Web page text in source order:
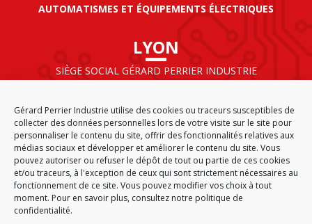
Gérard Perrier Industrie utilise des cookies ou traceurs susceptibles de
collecter des données personnelles lors de votre visite sur le site pour
personnaliser le contenu du site, offrir des fonctionnalités relatives aux
médias sociaux et développer et améliorer le contenu du site. Vous
pouvez autoriser ou refuser le dépôt de tout ou partie de ces cookies
et/ou traceurs, à l'exception de ceux qui sont strictement nécessaires au
fonctionnement de ce site. Vous pouvez modifier vos choix à tout
moment. Pour en savoir plus, consultez notre politique de
confidentialité.
AUTOMATISMES ET ÉQUIPEMENTS ÉLECTRIQUES
LYON
SIÈGE SOCIAL GÉRARD PERRIER INDUSTRIE
69125 LYON AÉROPORT SAINT EXUPÉRY
FRANCE
ACCUEIL CGA PLAN DU SITE
MENTIONS LÉGALES
DONNÉES PERSONNELLES